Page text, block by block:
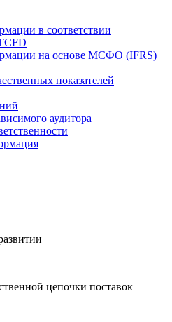
в соответствии
на основе МСФО (IFRS)
показателей
аудитора
цепочки поставок